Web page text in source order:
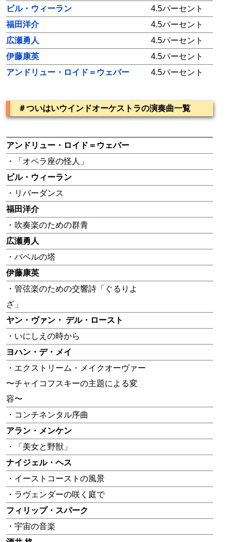
ビル・ウィーラン
4.5パーセント
福田洋介
4.5パーセント
広瀬勇人
4.5パーセント
伊藤康英
4.5パーセント
アンドリュー・ロイド＝ウェバー
4.5パーセント
＃ついはいウインドオーケストラの演奏曲一覧
アンドリュー・ロイド＝ウェバー
・「オペラ座の怪人」
ビル・ウィーラン
・リバーダンス
福田洋介
・吹奏楽のための群青
広瀬勇人
・バベルの塔
伊藤康英
・管弦楽のための交響詩「ぐるりよ
ざ」
ヤン・ヴァン・ デル・ロースト
・いにしえの時から
ヨハン・デ・メイ
・エクストリーム・メイクオーヴァー
〜チャイコフスキーの主題による変
容〜
・コンチネンタル序曲
アラン・メンケン
・「美女と野獣」
ナイジェル・ヘス
・イーストコーストの風景
・ラヴェンダーの咲く庭で
フィリップ・スパーク
・宇宙の音楽